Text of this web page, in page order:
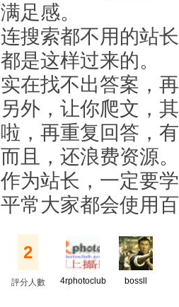
满足感。
连搜索都不用的站
都是这样过来的。
实在找不出答案，
另外，让你爬文，
啦，再重复回答，
而且，还浪费资源。
作为站长，一定要
平常大家都会使用
2
評分人數 4rphotoclub bossll